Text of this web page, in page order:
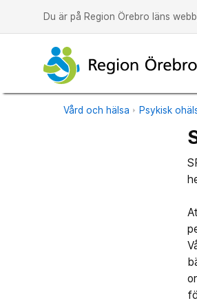
Du är på Region Örebro läns
Vård och hälsa Psykisk